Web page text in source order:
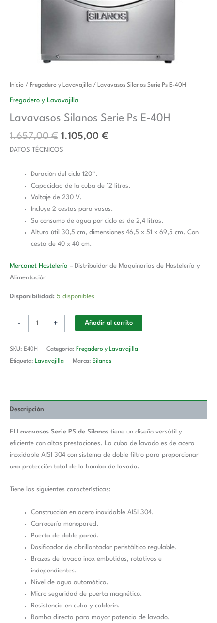
Inicio / Fregadero y Lavavajilla / Lavavasos Silanos Serie Ps E-40H
Fregadero y Lavavajilla
Lavavasos Silanos Serie Ps E-40H
1.657,00€
El
precio
era:
1.657,00 €.
1.105,00 €
El
es:
1.105,00 €.
DATOS TÉCNICOS
Duración del ciclo 120”.
Capacidad de la cuba de 12 litros.
Voltaje de 230 V.
Incluye 2 cestas para vasos.
Su consumo de agua por ciclo es de 2,4 litros.
Altura útil 30,5 cm, dimensiones 46,5 x 51 x 69,5 cm. Con
cesta de 40 x 40 cm.
Mercanet Hostelería – Distribuidor de Maquinarias de Hostelería y
Alimentación
Disponibilidad: 5 disponibles
-
Lavavasos
Silanos
Ps
E-
+ Añadir al carrito
SKU: E40H Categoría: Fregadero y Lavavajilla
Etiqueta: Lavavajilla Marca: Silanos
Descripción
El Lavavasos Serie PS de Silanos tiene un diseño versátil y
eficiente con altas prestaciones. La cuba de lavado es de acero
inoxidable AISI 304 con sistema de doble filtro para proporcionar
una protección total de la bomba de lavado.
Tiene las siguientes características:
Construcción en acero inoxidable AISI 304.
Carrocería monopared.
Puerta de doble pared.
Dosificador de abrillantador peristáltico regulable.
Brazos de lavado inox embutidos, rotativos e
independientes.
Nivel de agua automático.
Micro seguridad de puerta magnético.
Resistencia en cuba y calderín.
Bomba directa para mayor potencia de lavado.